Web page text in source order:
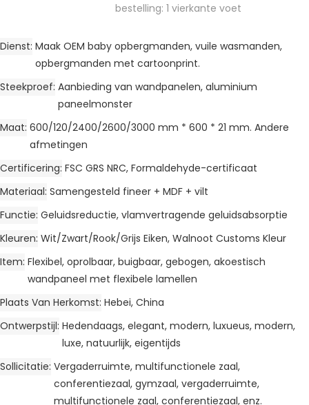
bestelling: 1 vierkante voet
Dienst Maak OEM baby opbergmanden, vuile wasmanden,
opbergmanden met cartoonprint.
Steekproef Aanbieding van wandpanelen, aluminium
paneelmonster
Maat 600/120/2400/2600/3000 mm * 600 * 21 mm. Andere
afmetingen
Certificering FSC GRS NRC, Formaldehyde-certificaat
Materiaal Samengesteld fineer + MDF + vilt
Functie Geluidsreductie, vlamvertragende geluidsabsorptie
Kleuren Wit/Zwart/Rook/Grijs Eiken, Walnoot Customs Kleur
Item Flexibel, oprolbaar, buigbaar, gebogen, akoestisch
wandpaneel met flexibele lamellen
Plaats Van Herkomst Hebei, China
Ontwerpstijl Hedendaags, elegant, modern, luxueus, modern,
luxe, natuurlijk, eigentijds
Sollicitatie Vergaderruimte, multifunctionele zaal,
conferentiezaal, gymzaal, vergaderruimte,
multifunctionele zaal, conferentiezaal, enz.